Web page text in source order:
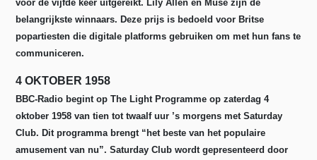
voor de vijfde keer uitgereikt. Lily Allen en Muse zijn de
belangrijkste winnaars. Deze prijs is bedoeld voor Britse
popartiesten die digitale platforms gebruiken om met hun fans te
communiceren.
4 OKTOBER 1958
BBC-Radio begint op The Light Programme op zaterdag 4
oktober 1958 van tien tot twaalf uur ’s morgens met Saturday
Club. Dit programma brengt “het beste van het populaire
amusement van nu”. Saturday Club wordt gepresenteerd door